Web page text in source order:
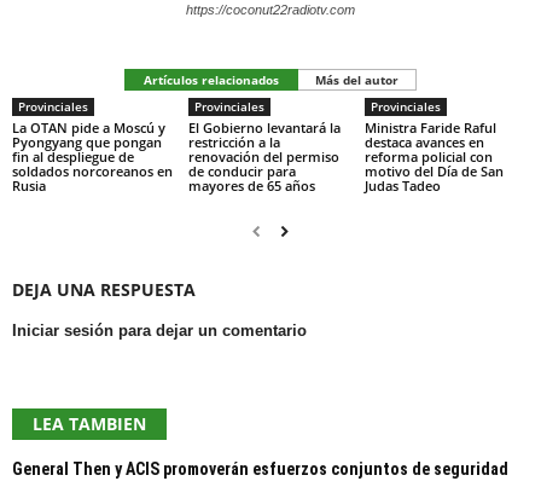
https://coconut22radiotv.com
Artículos relacionados
Más del autor
Provinciales
La OTAN pide a Moscú y
Pyongyang que pongan
fin al despliegue de
soldados norcoreanos en
Rusia
Provinciales
El Gobierno levantará la
restricción a la
renovación del permiso
de conducir para
mayores de 65 años
Provinciales
Ministra Faride Raful
destaca avances en
reforma policial con
motivo del Día de San
Judas Tadeo
DEJA UNA RESPUESTA
Iniciar sesión para dejar un comentario
LEA TAMBIEN
General Then y ACIS promoverán esfuerzos conjuntos de seguridad